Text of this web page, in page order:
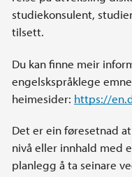
studiekonsulent,
tilsett.
Du kan finne meir
engelskspråklege
heimesider: https://
Det er ein føresetnad
nivå eller innhald med
planlegg å ta seinare